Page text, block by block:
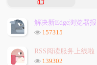
文
章
浏
次
数:
157315
RSS阅读服务上线啦
浏
139302